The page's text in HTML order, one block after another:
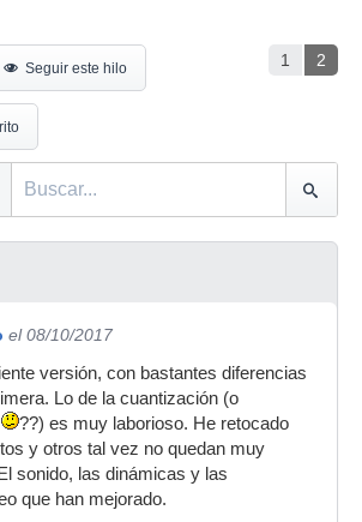
1 2
Seguir este hilo
el 08/10/2017
versión, con bastantes diferencias
Lo de la cuantización (o
??) es muy laborioso. He retocado
y otros tal vez no quedan muy
sonido, las dinámicas y las
que han mejorado.